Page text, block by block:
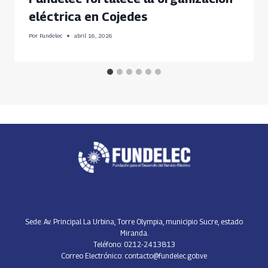
eléctrica en Cojedes
Por Fundelec abril 16, 2026
Sede: Av. Principal La Urbina, Torre Olympia, municipio Sucre, estado
Miranda.
Teléfono: 0212-2413813
Correo Electrónico: contacto@fundelec.gob.ve